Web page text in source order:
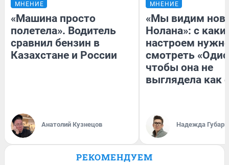
МНЕНИЕ
«Машина просто
полетела». Водитель
сравнил бензин в
Казахстане и России
Анатолий Кузнецов
МНЕНИЕ
«Мы видим
Нолана»: с
настроем
смотреть
чтобы она не
выглядела как
Надежда Губарь
РЕКОМЕНДУЕМ